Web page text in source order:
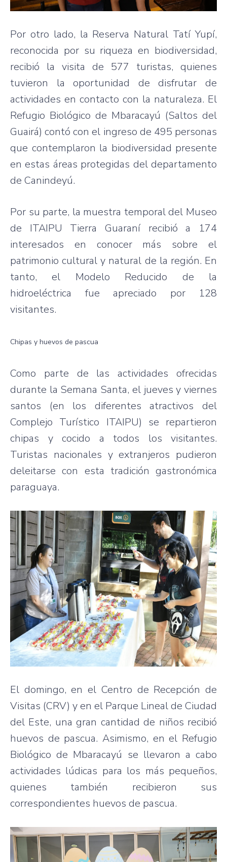
Por otro lado, la Reserva Natural Tatí Yupí,
reconocida por su riqueza en biodiversidad,
recibió la visita de 577 turistas, quienes
tuvieron la oportunidad de disfrutar de
actividades en contacto con la naturaleza. El
Refugio Biológico de Mbaracayú (Saltos del
Guairá) contó con el ingreso de 495 personas
que contemplaron la biodiversidad presente
en estas áreas protegidas del departamento
de Canindeyú.
Por su parte, la muestra temporal del Museo
de ITAIPU Tierra Guaraní recibió a 174
interesados en conocer más sobre el
patrimonio cultural y natural de la región. En
tanto, el Modelo Reducido de la
hidroeléctrica fue apreciado por 128
visitantes.
Chipas y huevos de pascua
Como parte de las actividades ofrecidas
durante la Semana Santa, el jueves y viernes
santos (en los diferentes atractivos del
Complejo Turístico ITAIPU) se repartieron
chipas y cocido a todos los visitantes.
Turistas nacionales y extranjeros pudieron
deleitarse con esta tradición gastronómica
paraguaya.
El domingo, en el Centro de Recepción de
Visitas (CRV) y en el Parque Lineal de Ciudad
del Este, una gran cantidad de niños recibió
huevos de pascua. Asimismo, en el Refugio
Biológico de Mbaracayú se llevaron a cabo
actividades lúdicas para los más pequeños,
quienes también recibieron sus
correspondientes huevos de pascua.